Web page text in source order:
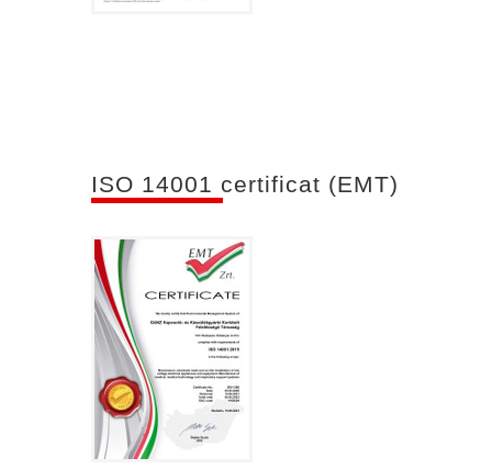
ISO 14001 certificat (EMT)